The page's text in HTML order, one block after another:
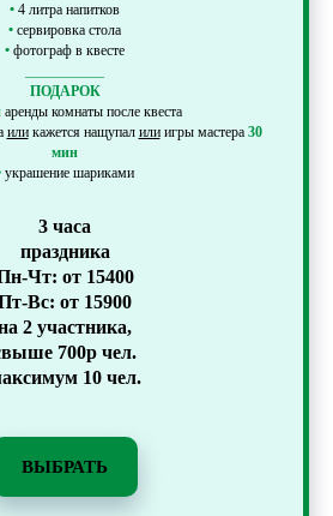
• 4 литра напитков
• сервировка стола
• фотограф в квесте
ПОДАРОК
аренды комнаты после квеста
иликажется нащупал илиигры мастера 30
мин
украшение шариками
3 часа
праздника
Чт: от 15400
Вс: от 15900
2 участника,
700р чел.
10 чел.
ВЫБРАТЬ